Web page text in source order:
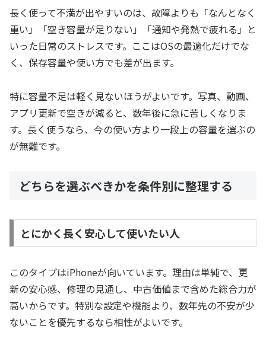
長く使って不満が出やすいのは、故障よりも「なんとなく
重い」「空き容量が足りない」「通知や発熱で疲れる」と
いった日常のストレスです。ここはOSの最適化だけでな
く、保存容量や使い方でも差が出ます。
特に容量不足は軽く見ないほうがよいです。写真、動画、
アプリ更新で空きが減ると、数年後に急に苦しくなりま
す。長く使うなら、今の使い方より一段上の容量を選ぶの
が無難です。
どちらを選ぶべきかを条件別に整理する
とにかく長く安心して使いたい人
このタイプはiPhoneが向いています。理由は単純で、更
新の安心感、修理の見通し、中古価値まで含めた総合力が
高いからです。特別な設定や機能より、数年先の不安が少
ないことを優先するなら相性がよいです。